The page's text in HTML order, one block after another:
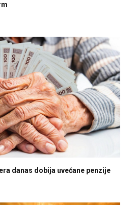
danas dobija uvećane penzije